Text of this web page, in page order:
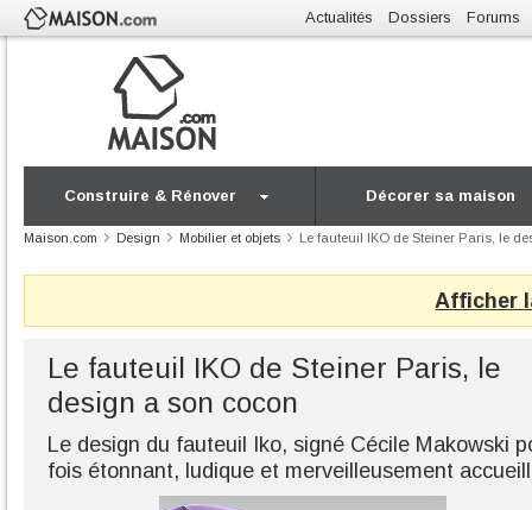
Actualités Dossiers Forums
Construire & Rénover Décorer sa maison
Maison.com Design Mobilier et objets Le fauteuil IKO de Steiner Paris, le
Afficher
Le fauteuil IKO de Steiner Paris, le
design a son cocon
Le design du fauteuil Iko, signé Cécile Makowski
fois étonnant, ludique et merveilleusement